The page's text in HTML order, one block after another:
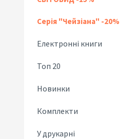
Серія "Чейзіана" -20%
Електронні книги
Топ 20
Новинки
Комплекти
У друкарні